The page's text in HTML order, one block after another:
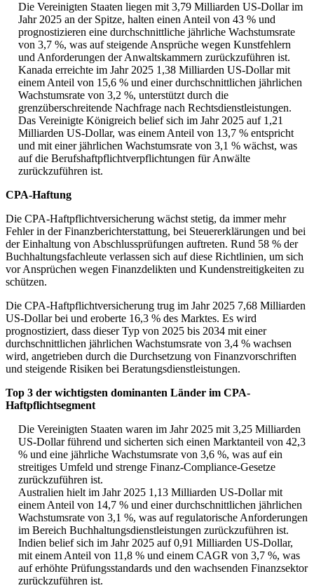
Die Vereinigten Staaten liegen mit 3,79 Milliarden US-Dollar im
Jahr 2025 an der Spitze, halten einen Anteil von 43 % und
prognostizieren eine durchschnittliche jährliche Wachstumsrate
von 3,7 %, was auf steigende Ansprüche wegen Kunstfehlern
und Anforderungen der Anwaltskammern zurückzuführen ist.
Kanada erreichte im Jahr 2025 1,38 Milliarden US-Dollar mit
einem Anteil von 15,6 % und einer durchschnittlichen jährlichen
Wachstumsrate von 3,2 %, unterstützt durch die
grenzüberschreitende Nachfrage nach Rechtsdienstleistungen.
Das Vereinigte Königreich belief sich im Jahr 2025 auf 1,21
Milliarden US-Dollar, was einem Anteil von 13,7 % entspricht
und mit einer jährlichen Wachstumsrate von 3,1 % wächst, was
auf die Berufshaftpflichtverpflichtungen für Anwälte
zurückzuführen ist.
CPA-Haftung
Die CPA-Haftpflichtversicherung wächst stetig, da immer mehr
Fehler in der Finanzberichterstattung, bei Steuererklärungen und bei
der Einhaltung von Abschlussprüfungen auftreten. Rund 58 % der
Buchhaltungsfachleute verlassen sich auf diese Richtlinien, um sich
vor Ansprüchen wegen Finanzdelikten und Kundenstreitigkeiten zu
schützen.
Die CPA-Haftpflichtversicherung trug im Jahr 2025 7,68 Milliarden
US-Dollar bei und eroberte 16,3 % des Marktes. Es wird
prognostiziert, dass dieser Typ von 2025 bis 2034 mit einer
durchschnittlichen jährlichen Wachstumsrate von 3,4 % wachsen
wird, angetrieben durch die Durchsetzung von Finanzvorschriften
und steigende Risiken bei Beratungsdienstleistungen.
Top 3 der wichtigsten dominanten Länder im CPA-
Haftpflichtsegment
Die Vereinigten Staaten waren im Jahr 2025 mit 3,25 Milliarden
US-Dollar führend und sicherten sich einen Marktanteil von 42,3
% und eine jährliche Wachstumsrate von 3,6 %, was auf ein
streitiges Umfeld und strenge Finanz-Compliance-Gesetze
zurückzuführen ist.
Australien hielt im Jahr 2025 1,13 Milliarden US-Dollar mit
einem Anteil von 14,7 % und einer durchschnittlichen jährlichen
Wachstumsrate von 3,1 %, was auf regulatorische Anforderungen
im Bereich Buchhaltungsdienstleistungen zurückzuführen ist.
Indien belief sich im Jahr 2025 auf 0,91 Milliarden US-Dollar,
mit einem Anteil von 11,8 % und einem CAGR von 3,7 %, was
auf erhöhte Prüfungsstandards und den wachsenden Finanzsektor
zurückzuführen ist.